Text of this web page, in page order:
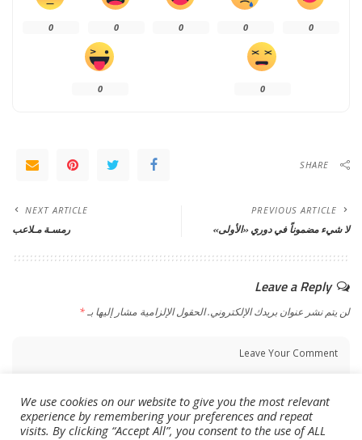
0
0
0
0
0
0
0
SHARE
PREVIOUS ARTICLE
لا شيء مضموناً في دوري «الأولى»
NEXT ARTICLE
رمسـة مـلاعب
Leave a Reply
لن يتم نشر عنوان بريدك الإلكتروني.الحقول الإلزامية مشار إليها بـ*
We use cookies on our website to give you the most relevant
experience by remembering your preferences and repeat
visits. By clicking “Accept All”, you consent to the use of ALL